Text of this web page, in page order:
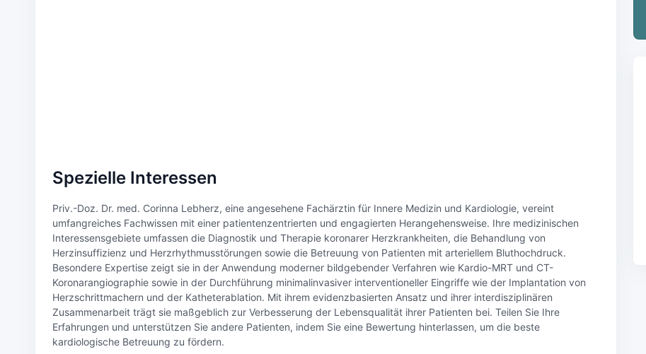
Spezielle Interessen
Priv.-Doz. Dr. med. Corinna Lebherz, eine angesehene Fachärztin für Innere Medizin und Kardiologie, vereint
umfangreiches Fachwissen mit einer patientenzentrierten und engagierten Herangehensweise. Ihre medizinischen
Interessensgebiete umfassen die Diagnostik und Therapie koronarer Herzkrankheiten, die Behandlung von
Herzinsuffizienz und Herzrhythmusstörungen sowie die Betreuung von Patienten mit arteriellem Bluthochdruck.
Besondere Expertise zeigt sie in der Anwendung moderner bildgebender Verfahren wie Kardio-MRT und CT-
Koronarangiographie sowie in der Durchführung minimalinvasiver interventioneller Eingriffe wie der Implantation von
Herzschrittmachern und der Katheterablation. Mit ihrem evidenzbasierten Ansatz und ihrer interdisziplinären
Zusammenarbeit trägt sie maßgeblich zur Verbesserung der Lebensqualität ihrer Patienten bei. Teilen Sie Ihre
Erfahrungen und unterstützen Sie andere Patienten, indem Sie eine Bewertung hinterlassen, um die beste
kardiologische Betreuung zu fördern.